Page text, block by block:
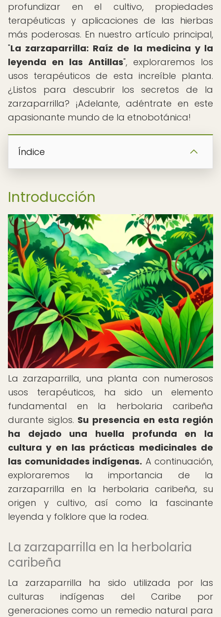
profundizar en el cultivo, propiedades
terapéuticas y aplicaciones de las hierbas
más poderosas. En nuestro artículo principal,
"La zarzaparrilla: Raíz de la medicina y la
leyenda en las Antillas", exploraremos los
usos terapéuticos de esta increíble planta.
¿Listos para descubrir los secretos de la
zarzaparrilla? ¡Adelante, adéntrate en este
apasionante mundo de la etnobotánica!
Índice
Introducción
La zarzaparrilla, una planta con numerosos
usos terapéuticos, ha sido un elemento
fundamental en la herbolaria caribeña
durante siglos. Su presencia en esta región
ha dejado una huella profunda en la
cultura y en las prácticas medicinales de
las comunidades indígenas. A continuación,
exploraremos la importancia de la
zarzaparrilla en la herbolaria caribeña, su
origen y cultivo, así como la fascinante
leyenda y folklore que la rodea.
La zarzaparrilla en la herbolaria
caribeña
La zarzaparrilla ha sido utilizada por las
culturas indígenas del Caribe por
generaciones como un remedio natural para